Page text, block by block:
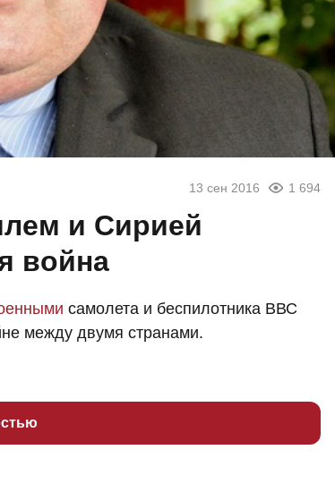
13 сен 2016 1 694
и Сирией
война
самолета и беспилотника ВВС
между двумя странами.